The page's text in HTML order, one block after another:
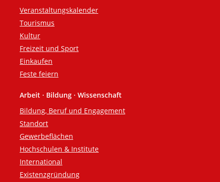
Veranstaltungskalender
Tourismus
Kultur
Freizeit und Sport
Einkaufen
Feste feiern
Arbeit · Bildung · Wissenschaft
Bildung, Beruf und Engagement
Standort
Gewerbeflächen
Hochschulen & Institute
International
Existenzgründung